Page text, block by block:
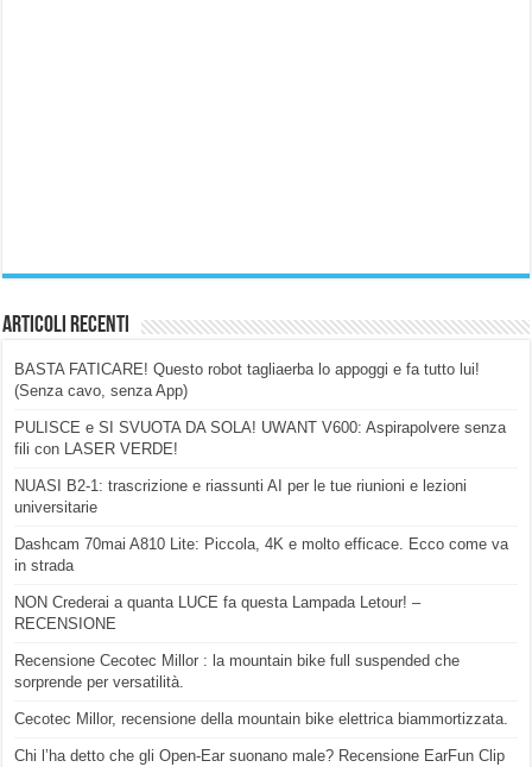
Articoli Recenti
BASTA FATICARE! Questo robot tagliaerba lo appoggi e fa tutto lui!
(Senza cavo, senza App)
PULISCE e SI SVUOTA DA SOLA! UWANT V600: Aspirapolvere senza
fili con LASER VERDE!
NUASI B2-1: trascrizione e riassunti AI per le tue riunioni e lezioni
universitarie
Dashcam 70mai A810 Lite: Piccola, 4K e molto efficace. Ecco come va
in strada
NON Crederai a quanta LUCE fa questa Lampada Letour! –
RECENSIONE
Recensione Cecotec Millor : la mountain bike full suspended che
sorprende per versatilità.
Cecotec Millor, recensione della mountain bike elettrica biammortizzata.
Chi l’ha detto che gli Open-Ear suonano male? Recensione EarFun Clip